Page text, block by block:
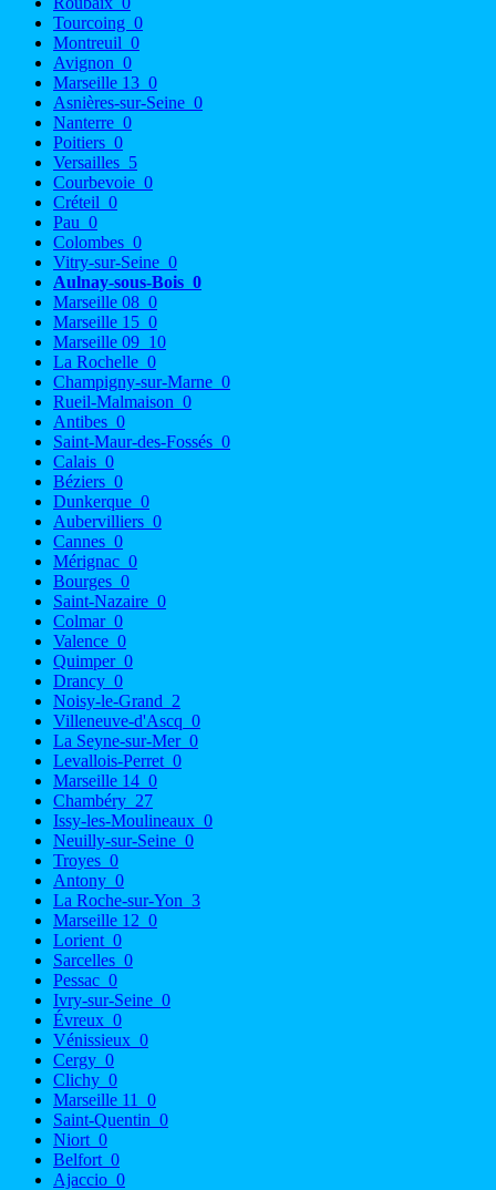
Tourcoing 0
Montreuil 0
Avignon 0
Marseille 13 0
Asnières-sur-Seine 0
Nanterre 0
Poitiers 0
Versailles 5
Courbevoie 0
Créteil 0
Pau 0
Colombes 0
Vitry-sur-Seine 0
Aulnay-sous-Bois 0
Marseille 08 0
Marseille 15 0
Marseille 09 10
La Rochelle 0
Champigny-sur-Marne 0
Rueil-Malmaison 0
Antibes 0
Saint-Maur-des-Fossés 0
Calais 0
Béziers 0
Dunkerque 0
Aubervilliers 0
Cannes 0
Mérignac 0
Bourges 0
Saint-Nazaire 0
Colmar 0
Valence 0
Quimper 0
Drancy 0
Noisy-le-Grand 2
Villeneuve-d'Ascq 0
La Seyne-sur-Mer 0
Levallois-Perret 0
Marseille 14 0
Chambéry 27
Issy-les-Moulineaux 0
Neuilly-sur-Seine 0
Troyes 0
Antony 0
La Roche-sur-Yon 3
Marseille 12 0
Lorient 0
Sarcelles 0
Pessac 0
Ivry-sur-Seine 0
Évreux 0
Vénissieux 0
Cergy 0
Clichy 0
Marseille 11
0
Saint-Quentin 0
Niort 0
Belfort 0
Ajaccio 0